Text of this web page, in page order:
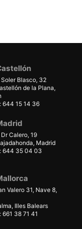
Blasco, 32
de la Plana,
644 15 14 36
Calero, 19
Madrid
644 35 04 03
Valero 31, Nave 8,
Illes Balears
661 38 71 41